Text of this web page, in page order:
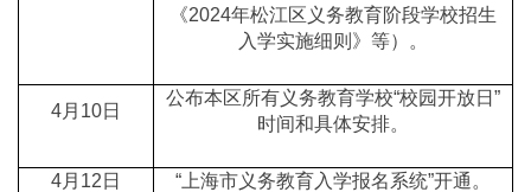
《2024年松江区义务教育阶段学校招生
入学实施细则》等）。
4月10日
公布本区所有义务教育学校“校园开放日”
时间和具体安排。
4月12日 “上海市义务教育入学报名系统”开通。